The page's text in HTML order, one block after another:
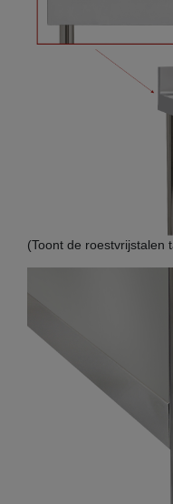
(Toont de roestvrijstalen